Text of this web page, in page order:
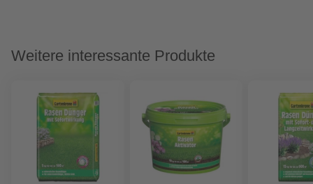
Weitere interessante Produkte